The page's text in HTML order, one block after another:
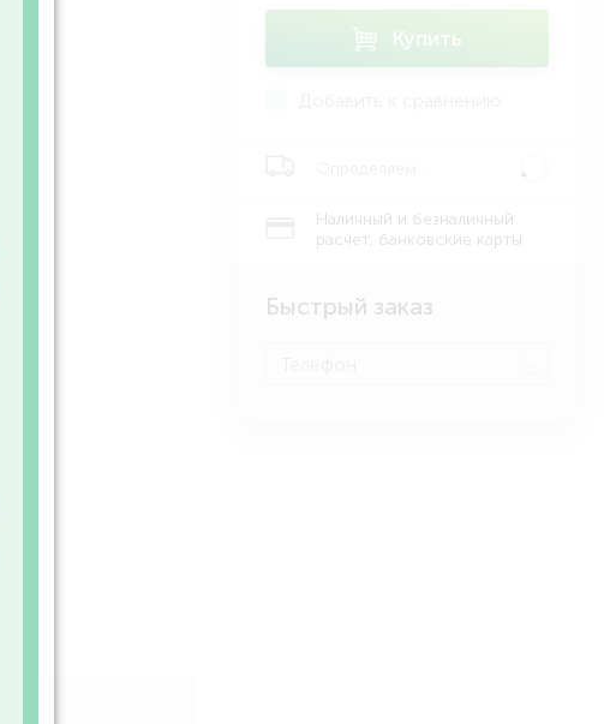
Купить
Наличный и безналичный
расчет, банковские карты
Быстрый заказ